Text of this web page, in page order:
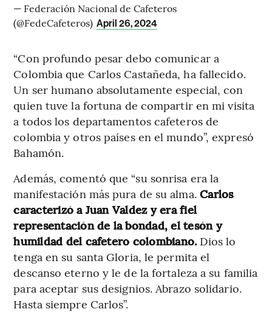
— Federación Nacional de Cafeteros
(@FedeCafeteros) April 26, 2024
“Con profundo pesar debo comunicar a
Colombia que Carlos Castañeda, ha fallecido.
Un ser humano absolutamente especial, con
quien tuve la fortuna de compartir en mi visita
a todos los departamentos cafeteros de
colombia y otros países en el mundo”, expresó
Bahamón.
Además, comentó que “su sonrisa era la
manifestación más pura de su alma.Carlos
caracterizó a Juan Valdez y era fiel
representación de la bondad, el tesón y
humildad del cafetero colombiano. Dios lo
tenga en su santa Gloria, le permita el
descanso eterno y le de la fortaleza a su familia
para aceptar sus designios. Abrazo solidario.
Hasta siempre Carlos”.